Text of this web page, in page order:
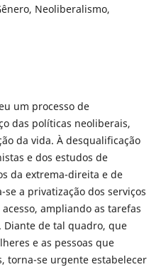
Neoliberalismo,
um processo de
das políticas neoliberais,
da vida. À desqualificação
e dos estudos de
da extrema-direita e de
a privatização dos serviços
ampliando as tarefas
Diante de tal quadro, que
e as pessoas que
torna-se urgente estabelecer